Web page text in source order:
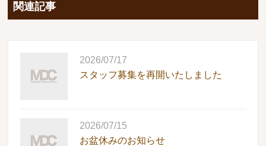
関連記事
2026/07/17
スタッフ募集を再開いたしました
2026/07/15
お盆休みのお知らせ